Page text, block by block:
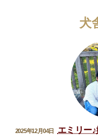
犬
2025年12月04日 エミリー